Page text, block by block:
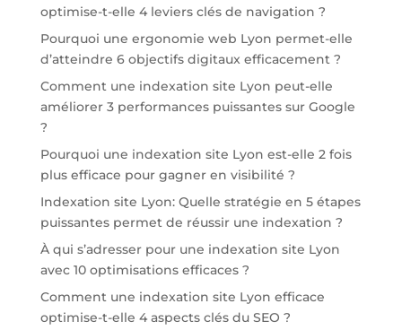
optimise-t-elle 4 leviers clés de navigation ?
Pourquoi une ergonomie web Lyon permet-elle
d’atteindre 6 objectifs digitaux efficacement ?
Comment une indexation site Lyon peut-elle
améliorer 3 performances puissantes sur Google
?
Pourquoi une indexation site Lyon est-elle 2 fois
plus efficace pour gagner en visibilité ?
Indexation site Lyon: Quelle stratégie en 5 étapes
puissantes permet de réussir une indexation ?
À qui s’adresser pour une indexation site Lyon
avec 10 optimisations efficaces ?
Comment une indexation site Lyon efficace
optimise-t-elle 4 aspects clés du SEO ?